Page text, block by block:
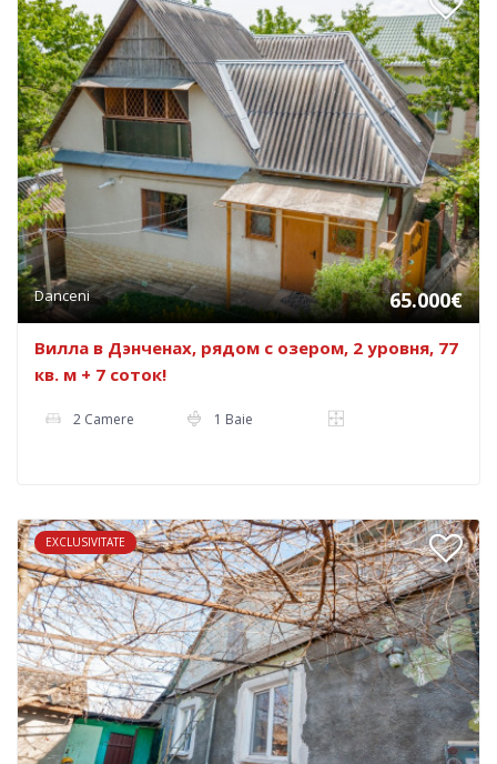
Danceni 65.000€
Вилла в Дэнченах, рядом с озером, 2 уровня, 77
кв. м + 7 соток!
2 Camere 1 Baie
EXCLUSIVITATE